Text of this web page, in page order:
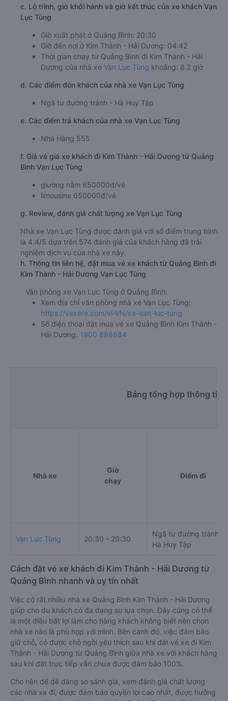
c. Lộ trình, giờ khởi hành và giờ kết thúc của xe khách Vạn
Lục Tùng
Giờ xuất phát ở Quảng Bình: 20:30
Giờ đến nơi ở Kim Thành - Hải Dương: 04:42
Thời gian chạy từ Quảng Bình đi Kim Thành - Hải
Dương của nhà xe Vạn Lục Tùng khoảng: 8.2 giờ
d. Các điểm đón khách của nhà xe Vạn Lục Tùng
Ngã tư đường tránh - Hà Huy Tập
e. Các điểm trả khách của nhà xe Vạn Lục Tùng
Nhà Hàng 555
f. Giá vé giá xe khách đi Kim Thành - Hải Dương từ Quảng
Bình Vạn Lục Tùng
giường nằm 650000đ/vé
limousine 650000đ/vé
g. Review, đánh giá chất lượng xe Vạn Lục Tùng
Nhà xe Vạn Lục Tùng được đánh giá với số điểm trung bình
là 4.4/5 dựa trên 574 đánh giá của khách hàng đã trải
nghiệm dịch vụ của nhà xe này.
h. Thông tin liên hệ, đặt mua vé xe khách từ Quảng Bình đi
Kim Thành - Hải Dương Vạn Lục Tùng
Văn phòng xe Vạn Lục Tùng ở Quảng Bình:
Xem địa chỉ văn phòng nhà xe Vạn Lục Tùng:
https://vexere.com/vi-VN/xe-van-luc-tung
Số điện thoại đặt mua vé xe Quảng Bình Kim Thành -
Hải Dương: 1900 888684
Bảng tổng hợp thông tin
Nhà xe
Giờ
chạy
Điểm đi
Vạn Lục Tùng 20:30 - 20:30
Ngã tư đường tránh -
Hà Huy Tập
Cách đặt vé xe khách đi Kim Thành - Hải Dương từ
Quảng Bình nhanh và uy tín nhất
Việc có rất nhiều nhà xe Quảng Bình Kim Thành - Hải Dương
giúp cho du khách có đa dạng sự lựa chọn. Đây cũng có thể
là một điều bất lợi làm cho hàng khách không biết nên chọn
nhà xe nào là phù hợp với mình. Bên cạnh đó, việc đảm bảo
giữ chỗ, có được chỗ ngồi yêu thích sau khi đặt vé xe đi Kim
Thành - Hải Dương từ Quảng Bình giữa nhà xe với khách hàng
sau khi đặt trực tiếp vẫn chưa được đảm bảo 100%.
Cho nên để dễ dàng so sánh giá, xem đánh giá chất lượng
các nhà xe đi, được đảm bảo quyền lợi cao nhất, được hưởng